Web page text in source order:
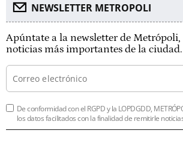
NEWSLETTER METROPOLI
Apúntate a la newsletter de
noticias más importantes de la ciudad.
De conformidad con el RGPD y la LOPDGDD,
los datos facilitados con la finalidad de remitirle